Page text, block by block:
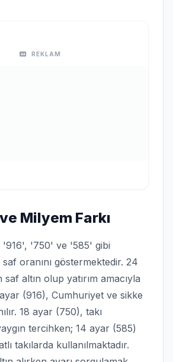
REKLAM
Milyem Farkı
'916', '750' ve '585' gibi
saf oranını göstermektedir. 24
altın olup yatırım amacıyla
(916), Cumhuriyet ve sikke
18 ayar (750), takı
tercihken; 14 ayar (585)
takılarda kullanılmaktadır.